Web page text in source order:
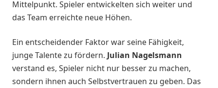
Mittelpunkt. Spieler entwickelten sich weiter und
das Team erreichte neue Höhen.
Ein entscheidender Faktor war seine Fähigkeit,
junge Talente zu fördern. Julian Nagelsmann
verstand es, Spieler nicht nur besser zu machen,
sondern ihnen auch Selbstvertrauen zu geben. Das